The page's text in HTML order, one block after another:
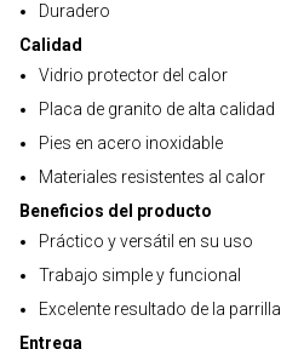
Duradero
Calidad
Vidrio protector del calor
Placa de granito de alta calidad
Pies en acero inoxidable
Materiales resistentes al calor
Beneficios del producto
Práctico y versátil en su uso
Trabajo simple y funcional
Excelente resultado de la parrilla
Entrega